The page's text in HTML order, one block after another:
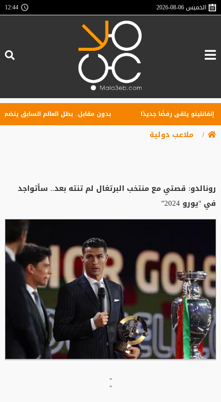
الخميس2026-08-06
12:44
يلقى رفضًا جديدًا بدون مقابل.. بطل العالم السابق ينضم إلى
ملاعب دولية
رونالدو: قصتي مع منتخب البرتغال لم تنته بعد.. سأتواجد
في "يورو 2024"
"
"